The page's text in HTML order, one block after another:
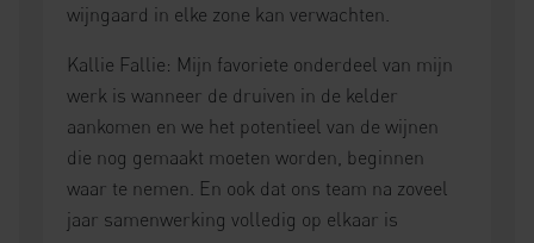
wijngaard in elke zone kan verwachten.
Kallie Fallie: Mijn favoriete onderdeel van mijn
werk is wanneer de druiven in de kelder
aankomen en we het potentieel van de wijnen
die nog gemaakt moeten worden, beginnen
waar te nemen. En ook dat ons team na zoveel
jaar samenwerking volledig op elkaar is